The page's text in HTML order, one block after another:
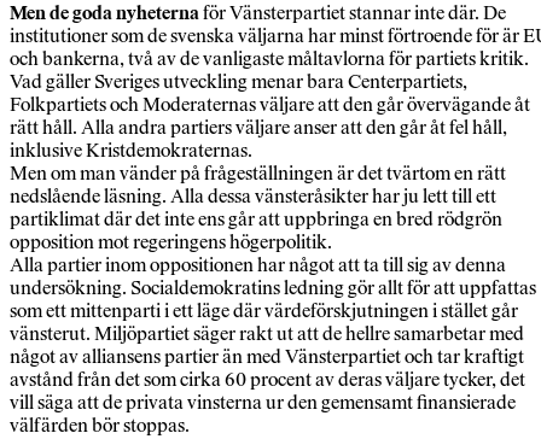
Men de goda nyheternaför Vänsterpartiet stannar inte där. De
institutioner som de svenska väljarna har minst förtroende för är
och bankerna, två av de vanligaste måltavlorna för partiets kritik.
Vad gäller Sveriges utveckling menar bara Centerpartiets,
Folkpartiets och Moderaternas väljare att den går övervägande åt
rätt håll. Alla andra partiers väljare anser att den går åt fel håll,
inklusive Kristdemokraternas.
Men om man vänder på frågeställningen är det tvärtom en rätt
nedslående läsning. Alla dessa vänsteråsikter har ju lett till ett
partiklimat där det inte ens går att uppbringa en bred rödgrön
opposition mot regeringens högerpolitik.
Alla partier inom oppositionen har något att ta till sig av denna
undersökning. Socialdemokratins ledning gör allt för att uppfattas
som ett mittenparti i ett läge där värdeförskjutningen i stället går
vänsterut. Miljöpartiet säger rakt ut att de hellre samarbetar med
något av alliansens partier än med Vänsterpartiet och tar kraftigt
avstånd från det som cirka 60 procent av deras väljare tycker, det
vill säga att de privata vinsterna ur den gemensamt finansierade
välfärden bör stoppas.